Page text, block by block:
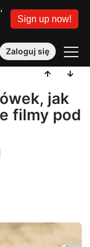
Sign up now!
Zaloguj się
jak
filmy pod